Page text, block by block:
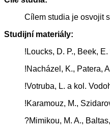
Cílem studia je osvojit
Studijní materiály:
!Loucks, D. P., Beek,
!Nacházel, K., Patera,
!Votruba, L. a kol.
!Karamouz, M.,
?Mimikou, M. A.,